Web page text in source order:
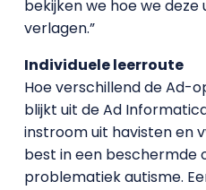
bekijken we hoe we
verlagen.”
Individuele leerroute
Hoe verschillend de Ad-
blijkt uit de Ad
instroom uit havisten en
best in een beschermde
problematiek autisme.